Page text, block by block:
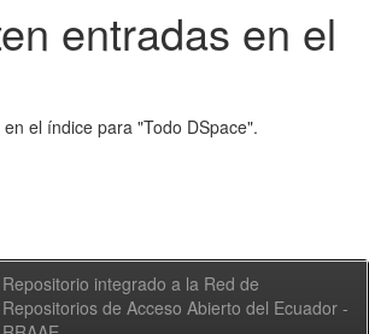
entradas en el
el índice para "Todo DSpace".
Repositorio integrado a la Red de
Repositorios de Acceso Abierto del Ecuador -